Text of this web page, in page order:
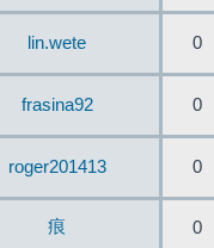
lin.wete 0
frasina92 0
roger201413 0
痕 0